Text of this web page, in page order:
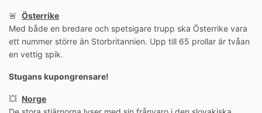
🚨 Österrike
Med både en bredare och spetsigare trupp ska Österrike vara
ett nummer större än Storbritannien. Upp till 65 prollar är tvåan
en vettig spik.
Stugans kupongrensare!
💥 Norge